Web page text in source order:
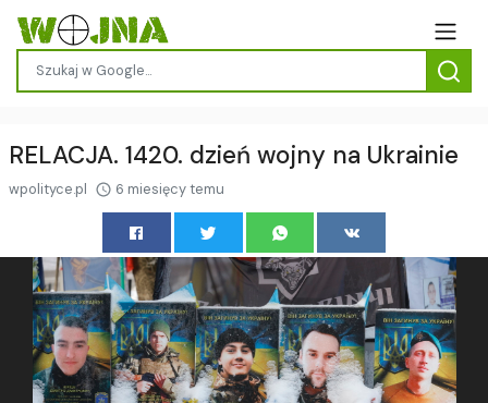
RELACJA. 1420. dzień wojny na Ukrainie
wpolityce.pl 6 miesięcy temu